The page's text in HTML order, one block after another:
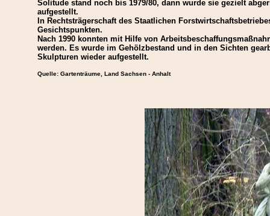
Solitude stand noch bis 1979/80, dann wurde sie gezielt
aufgestellt.
In Rechtsträgerschaft des Staatlichen
Gesichtspunkten.
Nach 1990 konnten mit Hilfe von
werden. Es wurde im Gehölzbestand und in den Sichten
Skulpturen wieder aufgestellt.
Quelle: Gartenträume, Land Sachsen - Anhalt